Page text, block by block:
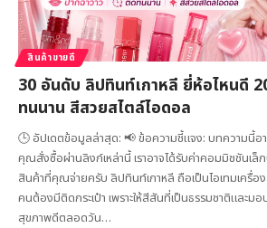
สินค้าขายดี
30 อันดับ ลิปทินท์เกาหลี ยี่ห้อไหนดี
ทนนาน สีสวยสไตล์ไอดอล
🕒 อัปเดตข้อมูลล่าสุด: 📢 ข้อความชี้แจง: บทความนี้อ
คุณสั่งซื้อผ่านลิงก์เหล่านี้ เราอาจได้รับค่าคอมมิชชันเล็
สินค้าที่คุณจ่ายครับ ลิปทินท์เกาหลี ถือเป็นไอเทมเครื่
คนต้องมีติดกระเป๋า เพราะให้สีสันที่เป็นธรรมชาติและม
สุขภาพดีตลอดวัน…